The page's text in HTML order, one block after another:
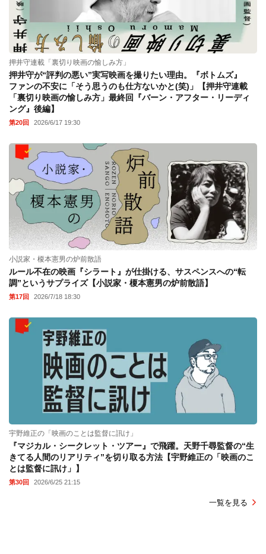
押井守連載「裏切り映画の愉しみ方」
押井守が“評判の悪い”実写映画を撮りたい理由。『ボトムズ』
ファンの不安に「そう思うのも仕方ないかと(笑)」【押井守連載
「裏切り映画の愉しみ方」最終回『バーン・アフター・リーディ
ング』後編】
第20回 2026/6/17 19:30
小説家・榎本憲男の炉前散語
ルール不在の映画『シラート』が仕掛ける、サスペンスへの“転
調”というサプライズ【小説家・榎本憲男の炉前散語】
第17回 2026/7/18 18:30
宇野維正の「映画のことは監督に訊け」
『マジカル・シークレット・ツアー』で飛躍。天野千尋監督の“生
きてる人間のリアリティ”を切り取る方法【宇野維正の「映画のこ
とは監督に訊け」】
第30回 2026/6/25 21:15
一覧を見る